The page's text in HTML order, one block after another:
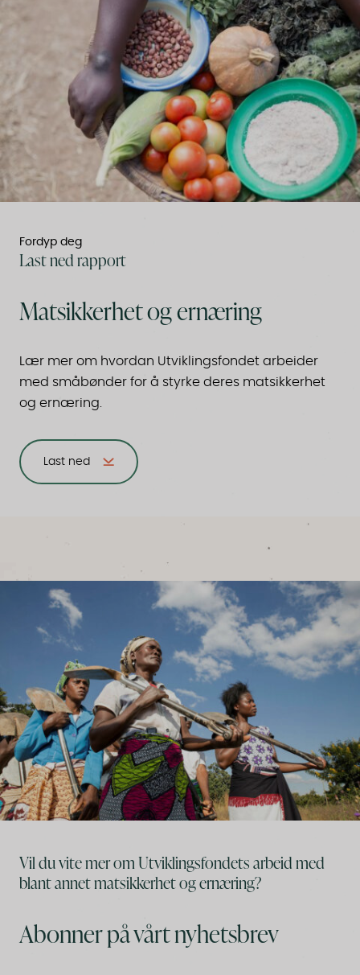
Fordyp deg
Last ned rapport
Matsikkerhet og ernæring
Lær mer om hvordan Utviklingsfondet arbeider
med småbønder for å styrke deres matsikkerhet
og ernæring.
Last ned
Vil du vite mer om Utviklingsfondets arbeid med
blant annet matsikkerhet og ernæring?
Abonner på vårt nyhetsbrev